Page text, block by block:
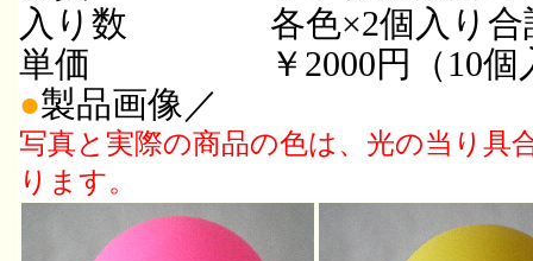
入り数 各色×2個入り合計
単価 ￥2000円（10個
●製品画像／
写真と実際の商品の色は、光の当り具
ります。